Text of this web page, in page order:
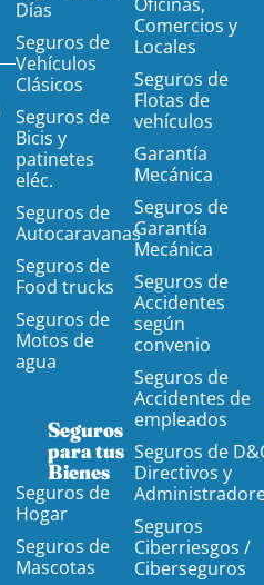
Días
Seguros de
Vehículos
Clásicos
Seguros de
Bicis y
patinetes
eléc.
Seguros de
Autocaravanas
Seguros de
Food trucks
Seguros de
Motos de
agua
Seguros
para tus
Bienes
Seguros de
Hogar
Seguros de
Mascotas
Comercios y
Locales
Seguros de
Flotas de
vehículos
Garantía
Mecánica
Seguros de
Garantía
Mecánica
Seguros de
Accidentes
según
convenio
Seguros de
Accidentes de
empleados
Seguros de
Directivos y
Seguros
Ciberriesgos /
Ciberseguros